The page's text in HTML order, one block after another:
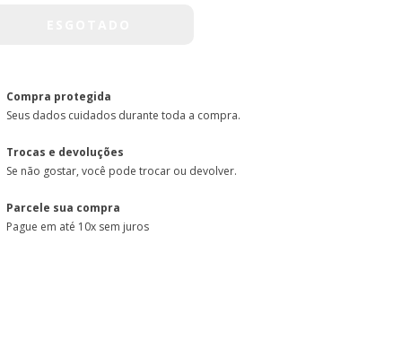
Compra protegida
Seus dados cuidados durante toda a compra.
Trocas e devoluções
Se não gostar, você pode trocar ou devolver.
Parcele sua compra
Pague em até 10x sem juros